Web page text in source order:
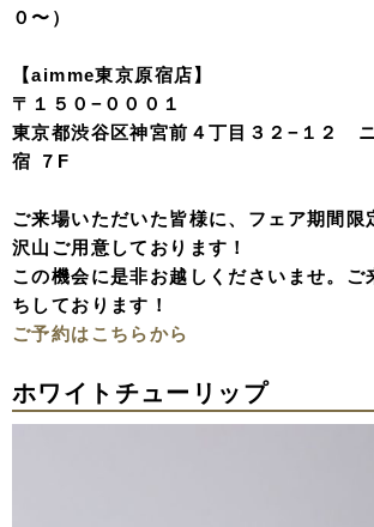
０〜）
【aimme東京原宿店】
〒１５０−０００１
東京都渋谷区神宮前４丁目３２−１２
宿 ７F
ご来場いただいた皆様に、フェア期間限
沢山ご用意しております！
この機会に是非お越しくださいませ。ご
ちしております！
ご予約はこちらから
ホワイトチューリップ